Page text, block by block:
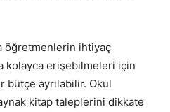
öğretmenlerin ihtiyaç
kolayca erişebilmeleri için
bütçe ayrılabilir. Okul
kitap taleplerini dikkate